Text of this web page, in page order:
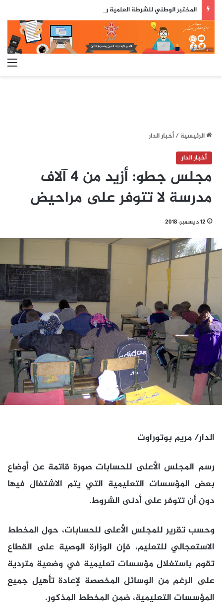
الرئيسية/أخبار الدار
أخبار الدار
مجلس جطو: أزيد من 4 آلاف
مدرسة لا تتوفر على مراحيض
12 ديسمبر، 2018
الدار/ مريم بوتوراوت
رسم المجلس الأعلى للحسابات صورة قاتمة عن أوضاع
بعض المؤسسات التعليمية التي يتم الاشتغال فيها
دون أن تتوفر على أدنى الشروط.
وحسب تقرير للمجلس الأعلى للحسابات، حول المخطط
الاستعجالي للتعليم، فإن الوزارة الوصية على القطاع
تقوم باستغلال مؤسسات تعليمية في وضعية متردية
على الرغم من الوسائل المخصصة لإعادة تأهيل جميع
المؤسسات التعليمية، ضمن المخطط المذكور.